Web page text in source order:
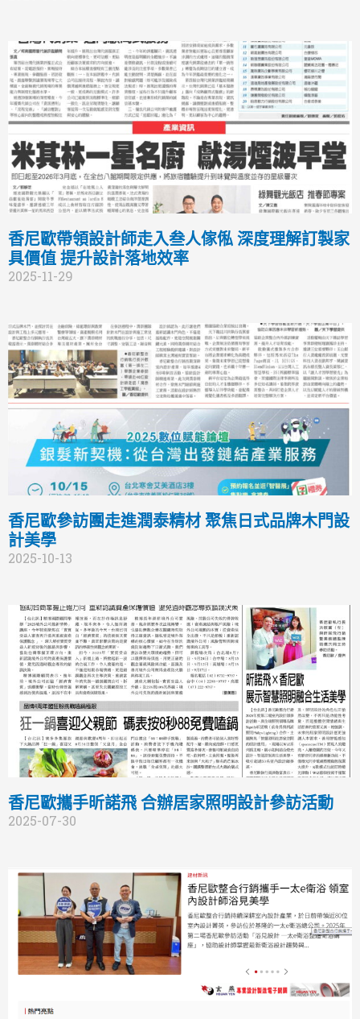
香尼歐帶領設計師走入叁人傢俬 深度理解訂製家
具價值 提升設計落地效率
2025-11-29
香尼歐參訪團走進潤泰精材 聚焦日式品牌木門設
計美學
2025-10-13
香尼歐攜手昕諾飛 合辦居家照明設計參訪活動
2025-07-30